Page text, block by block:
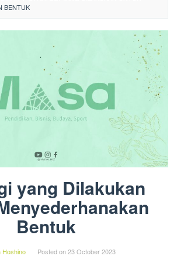
BENTUK
yang Dilakukan
Bentuk
Hoshino Posted on23 October 2023